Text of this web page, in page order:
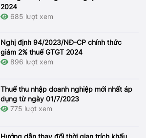
2024
685 lượt xem
Nghị định 94/2023/NĐ-CP chính thức
giảm 2% thuế GTGT 2024
896 lượt xem
Thuế thu nhập doanh nghiệp mới nhất áp
dụng từ ngày 01/7/2023
775 lượt xem